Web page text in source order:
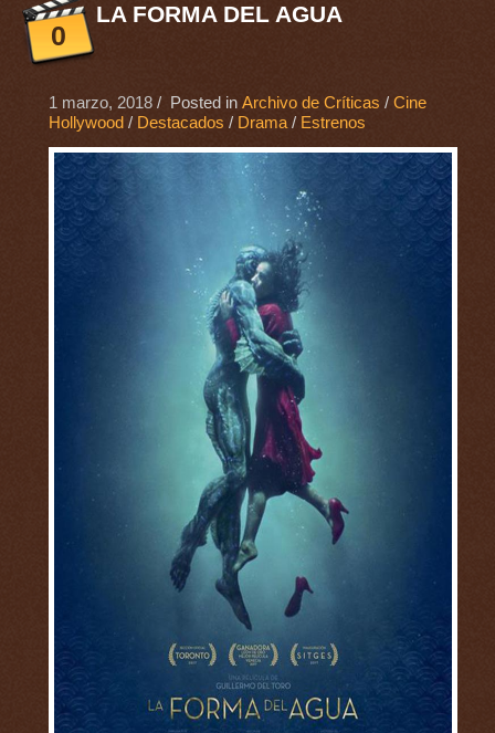
0
LA FORMA DEL AGUA
1 marzo, 2018/ Posted in Archivo de Críticas / Cine
Hollywood / Destacados / Drama/ Estrenos